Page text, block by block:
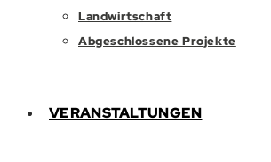
Landwirtschaft
Abgeschlossene Projekte
VERANSTALTUNGEN